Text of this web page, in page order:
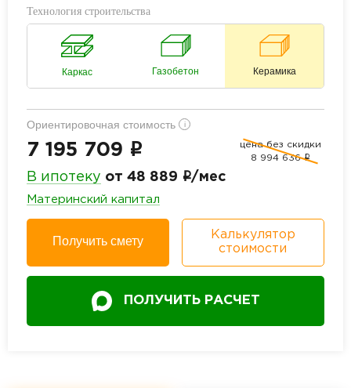
Технология строительства
Каркас Газобетон Керамика
Ориентировочная стоимость i
7 195 709 i
цена без скидки
8 994 636 i
В ипотеку от 48 889 i/мес
Материнский капитал
Получить смету
Калькулятор
стоимости
ПОЛУЧИТЬ РАСЧЕТ